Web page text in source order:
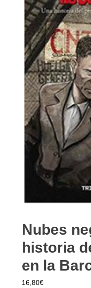
Nubes
historia
en la
16,80€